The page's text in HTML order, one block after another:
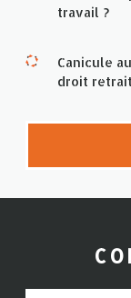
travail ?
Canicule
droit